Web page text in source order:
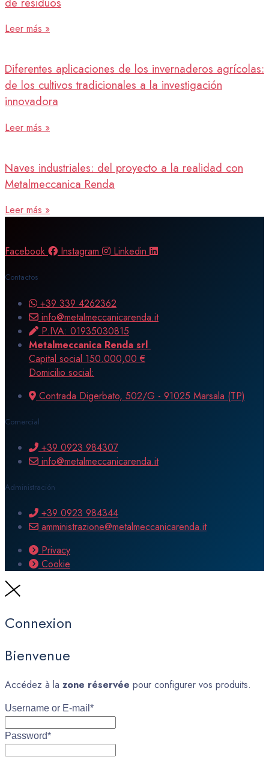
Leer más »
Diferentes aplicaciones de los invernaderos agrícolas:
de los cultivos tradicionales a la investigación
innovadora
Leer más »
Naves industriales: del proyecto a la realidad con
Metalmeccanica Renda
Leer más »
Facebook Instagram Linkedin
Contactos
+39 339 4262362
info@metalmeccanicarenda.it
P.IVA: 01935030815
Metalmeccanica Renda srl ​​​​
Capital social 150.000,00 €
Domicilio social:
Contrada Digerbato, 502/G - 91025 Marsala (TP)
Comercial
+39 0923 984307
info@metalmeccanicarenda.it
Administración
+39 0923 984344
amministrazione@metalmeccanicarenda.it
Privacy
Cookie
Connexion
Bienvenue
Accédez à la zone réservée pour configurer vos produits.
Username or E-mail *
Password*